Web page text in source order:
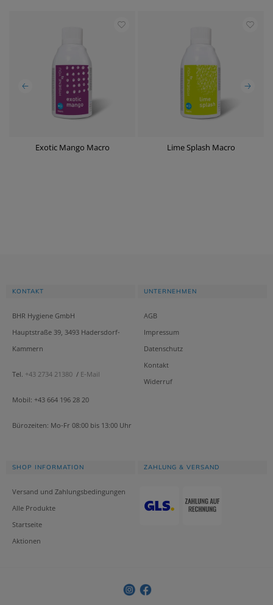
Exotic Mango Macro Lime Splash Macro
KONTAKT
BHR Hygiene GmbH
Hauptstraße 39, 3493 Hadersdorf-
Kammern
Tel. +43 2734 21380 / E-Mail
Mobil: +43 664 196 28 20
Bürozeiten: Mo-Fr 08:00 bis 13:00 Uhr
UNTERNEHMEN
AGB
Impressum
Datenschutz
Kontakt
Widerruf
SHOP INFORMATION
Versand und Zahlungsbedingungen
Alle Produkte
Startseite
Aktionen
ZAHLUNG & VERSAND